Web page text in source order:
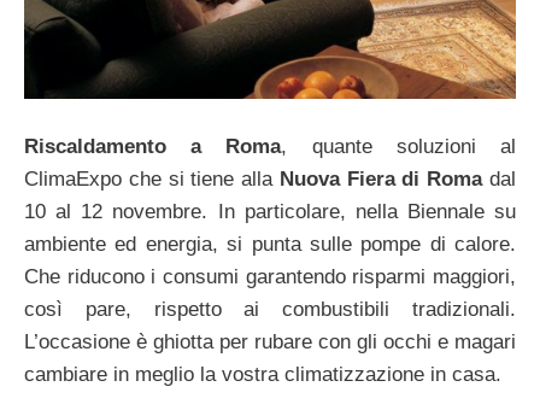
Riscaldamento a Roma, quante soluzioni al
ClimaExpo che si tiene alla Nuova Fiera di Romadal
10 al 12 novembre. In particolare, nella Biennale su
ambiente ed energia, si punta sulle pompe di calore.
Che riducono i consumi garantendo risparmi maggiori,
così pare, rispetto ai combustibili tradizionali.
L’occasione è ghiotta per rubare con gli occhi e magari
cambiare in meglio la vostra climatizzazione in casa.